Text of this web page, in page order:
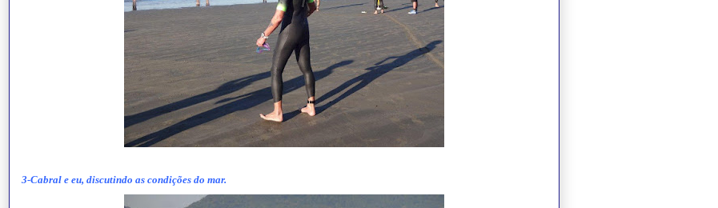
3-Cabral e eu, discutindo as condições do mar.